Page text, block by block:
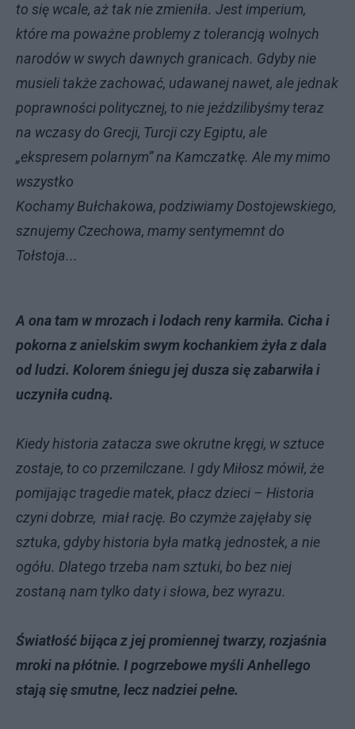
to się wcale, aż tak nie zmieniła. Jest imperium,
które ma poważne problemy z tolerancją wolnych
narodów w swych dawnych granicach. Gdyby nie
musieli także zachować, udawanej nawet, ale jednak
poprawności politycznej, to nie jeździlibyśmy teraz
na wczasy do Grecji, Turcji czy Egiptu, ale
„ekspresem polarnym” na Kamczatkę. Ale my mimo
wszystko
Kochamy Bułchakowa, podziwiamy Dostojewskiego,
sznujemy Czechowa, mamy sentymemnt do
Tołstoja...
A ona tam w mrozach i lodach reny karmiła. Cicha i
pokorna z anielskim swym kochankiem żyła z dala
od ludzi. Kolorem śniegu jej dusza się zabarwiła i
uczyniła cudną.
Kiedy historia zatacza swe okrutne kręgi, w sztuce
zostaje, to co przemilczane. I gdy Miłosz mówił, że
pomijając tragedie matek, płacz dzieci – Historia
czyni dobrze, miał rację. Bo czymże zajęłaby się
sztuka, gdyby historia była matką jednostek, a nie
ogółu. Dlatego trzeba nam sztuki, bo bez niej
zostaną nam tylko daty i słowa, bez wyrazu.
Światłość bijąca z jej promiennej twarzy, rozjaśnia
mroki na płótnie. I pogrzebowe myśli Anhellego
stają się smutne, lecz nadziei pełne.